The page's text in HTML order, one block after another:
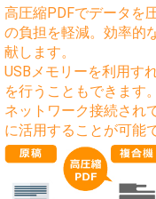
高圧縮PDFでデータを
の負担を軽減。効率的
献します。
USBメモリーを利用す
を行うこともできます。
ネットワーク接続され
に活用することが可能